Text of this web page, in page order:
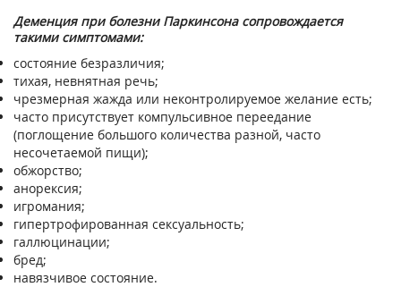
Деменция при болезни Паркинсона сопровождается
такими симптомами:
состояние безразличия;
тихая, невнятная речь;
чрезмерная жажда или неконтролируемое желание есть;
часто присутствует компульсивное переедание
(поглощение большого количества разной, часто
несочетаемой пищи);
обжорство;
анорексия;
игромания;
гипертрофированная сексуальность;
галлюцинации;
бред;
навязчивое состояние.